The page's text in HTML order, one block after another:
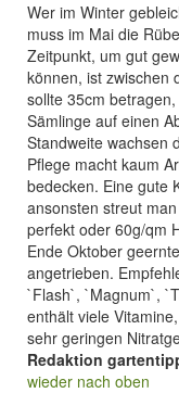
Wer im Winter
muss im Mai die
Zeitpunkt, um gut
können, ist zwischen
sollte 35cm
Sämlinge auf einen
Standweite wachsen
Pflege macht kaum
bedecken. Eine gute
ansonsten streut
perfekt oder 60g/qm
Ende Oktober
angetrieben.
`Flash`, `Magnum`,
enthält viele
sehr geringen
Redaktion
wieder nach oben